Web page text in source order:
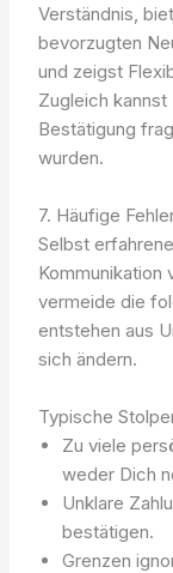
Verständnis,
bevorzugten
und zeigst
Zugleich
Bestätigung
wurden.
7. Häufige
Selbst
Kommunikation
vermeide die
entstehen aus
sich ändern.
Typische
Zu viele
weder Dich
Unklare
bestätigen.
Grenzen